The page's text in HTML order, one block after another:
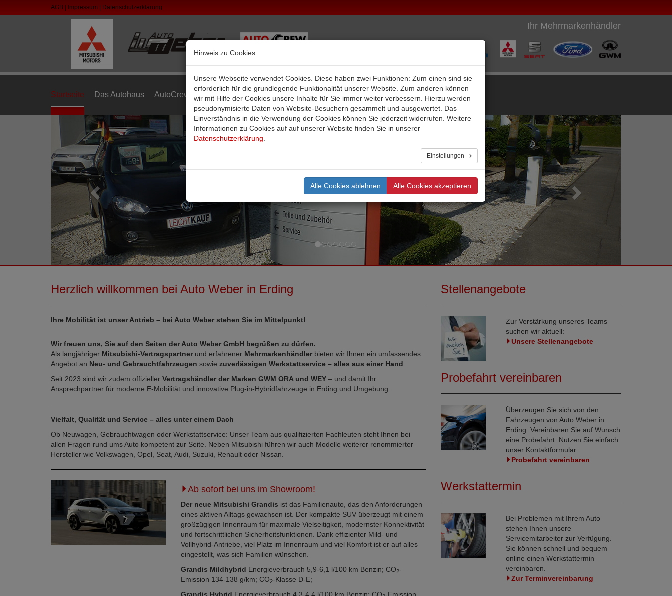
AGB Impressum Datenschutzerklärung
Ihr Mehrmarkenhändler
Startseite Das Autohaus AutoCrew Fahrzeugsuche Service Leichtkauf Autovermietung Kontakt
Herzlich willkommen bei Auto Weber in Erding
Ihre Mobilität ist unser Antrieb – bei Auto Weber stehen Sie im Mittelpunkt!
Wir freuen uns, Sie auf den Seiten der Auto Weber GmbH begrüßen zu dürfen.
Als langjähriger Mitsubishi-Vertragspartner und erfahrener Mehrmarkenhändler bieten wir Ihnen ein umfassendes
Angebot an Neu- und Gebrauchtfahrzeugen sowie zuverlässigen Werkstattservice – alles aus einer Hand
Seit 2023 sind wir zudem offizieller Vertragshändler der Marken GWM ORA und WEY – und damit Ihr
Ansprechpartner für moderne E-Mobilität und innovative Plug-in-Hybridfahrzeuge in Erding und Umgebung.
Vielfalt, Qualität und Service – alles unter einem Dach
Ob Neuwagen, Gebrauchtwagen oder Werkstattservice: Unser Team aus qualifizierten Fachleuten steht Ihnen bei
allen Fragen rund ums Auto kompetent zur Seite. Neben Mitsubishi führen wir auch Modelle weiterer renommierter
Hersteller wie Volkswagen, Opel, Seat, Audi, Suzuki, Renault oder Nissan.
Ab sofort bei uns im Showroom!
Der neue Mitsubishi Grandis ist das Familienauto, das den Anforderungen
eines aktiven Alltags gewachsen ist. Der kompakte SUV überzeugt mit einem
großzügigen Innenraum für maximale Vielseitigkeit, modernster Konnektivität
und fortschrittlichen Sicherheitsfunktionen. Dank effizienter Mild- und
Vollhybrid-Antriebe, viel Platz im Innenraum und viel Komfort ist er auf alles
eingestellt, was sich Familien wünschen.
Grandis Mildhybrid Energieverbrauch 5,9-6,1 l/100 km Benzin; CO2-
Emission 134-138 g/km; CO2-Klasse D-E;
Grandis Hybrid Energieverbrauch 4,3-4,4 l/100 km Benzin; CO -Emission
Stellenangebote
Zur Verstärkung unseres Teams
suchen wir aktuell:
Unsere Stellenangebote
Probefahrt vereinbaren
Überzeugen Sie sich von den
Fahrzeugen von Auto Weber in
Erding. Vereinbaren Sie auf Wunsch
eine Probefahrt. Nutzen Sie einfach
unser Kontaktformular.
Probefahrt vereinbaren
Werkstattermin
Bei Problemen mit Ihrem Auto
stehen Ihnen unsere
Servicemitarbeiter zur Verfügung.
Sie können schnell und bequem
online einen Werkstattermin
vereinbaren.
Zur Terminvereinbarung
Hinweis zu Cookies
Unsere Webseite verwendet Cookies. Diese haben zwei Funktionen: Zum einen sind sie
erforderlich für die grundlegende Funktionalität unserer Website. Zum anderen können
wir mit Hilfe der Cookies unsere Inhalte für Sie immer weiter verbessern. Hierzu werden
pseudonymisierte Daten von Website-Besuchern gesammelt und ausgewertet. Das
Einverständnis in die Verwendung der Cookies können Sie jederzeit widerrufen. Weitere
Informationen zu Cookies auf auf unserer Website finden Sie in unserer
Datenschutzerklärung
Einstellungen
Alle Cookies ablehnen Alle Cookies akzeptieren